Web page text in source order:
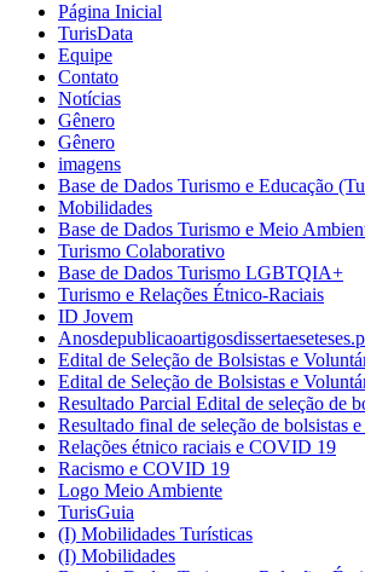
Página Inicial
TurisData
Equipe
Contato
Notícias
Gênero
Gênero
imagens
Base de Dados Turismo e Educação
Mobilidades
Base de Dados Turismo e Meio
Turismo Colaborativo
Base de Dados Turismo LGBTQIA+
Turismo e Relações Étnico-Raciais
ID Jovem
Edital de Seleção de Bolsistas e
Edital de Seleção de Bolsistas e
Resultado Parcial Edital de seleção de
Resultado final de seleção de bolsistas
Relações étnico raciais e COVID 19
Racismo e COVID 19
Logo Meio Ambiente
TurisGuia
(I) Mobilidades Turísticas
(I) Mobilidades